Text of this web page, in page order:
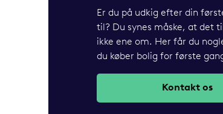
Er du på udkig efter din
til? Du synes måske, at det
ikke ene om. Her får du
du køber bolig for første
Kontakt os